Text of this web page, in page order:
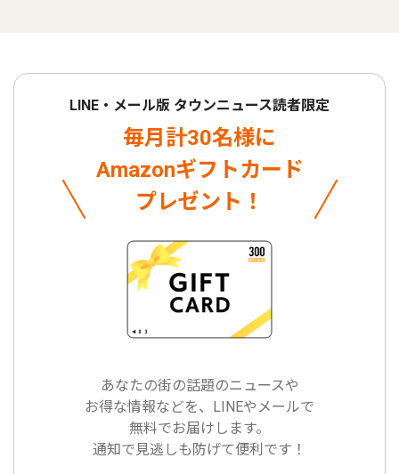
LINE・メール版 タウンニュース読者限定
毎月計30名様に
Amazonギフトカード
プレゼント！
あなたの街の話題のニュースや
お得な情報などを、LINEやメールで
無料でお届けします。
通知で見逃しも防げて便利です！